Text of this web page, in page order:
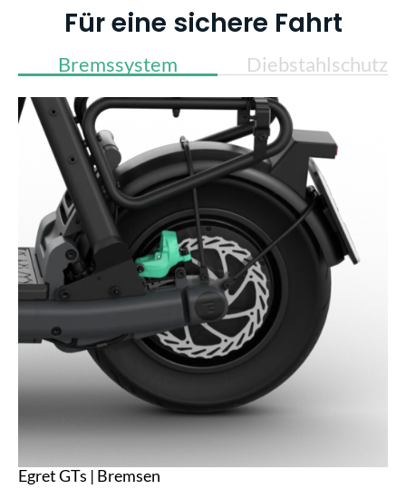
Für eine sichere Fahrt
Bremssystem Diebstahlschutz
Egret GTs | Bremsen